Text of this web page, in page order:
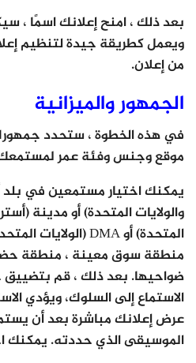
بعد ذلك ، امنح إعلانك اسمًا ،
ويعمل كطريقة جيدة لتنظيم
من إعلان.
الجمهور والميزانية
في هذه الخطوة ، ستحدد جمهورك
موقع وجنس وفئة عمر
يمكنك اختيار مستمعين في بلد
والولايات المتحدة) أو مدينة
منطقة سوق معينة ، منطقة
ضواحيها. بعد ذلك ، قم
الاستماع إلى السلوك، ويؤدي
عرض إعلانك مباشرة بعد أن
الموسيقى الذي حددته. يمكنك